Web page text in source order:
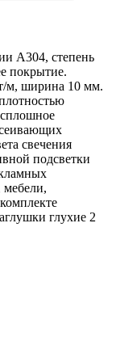
A304, степень
покрытие.
м, ширина 10 мм.
сплошное
свечения
подсветки
мебели,
глухие 2